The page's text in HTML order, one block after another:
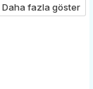
Daha fazla göster